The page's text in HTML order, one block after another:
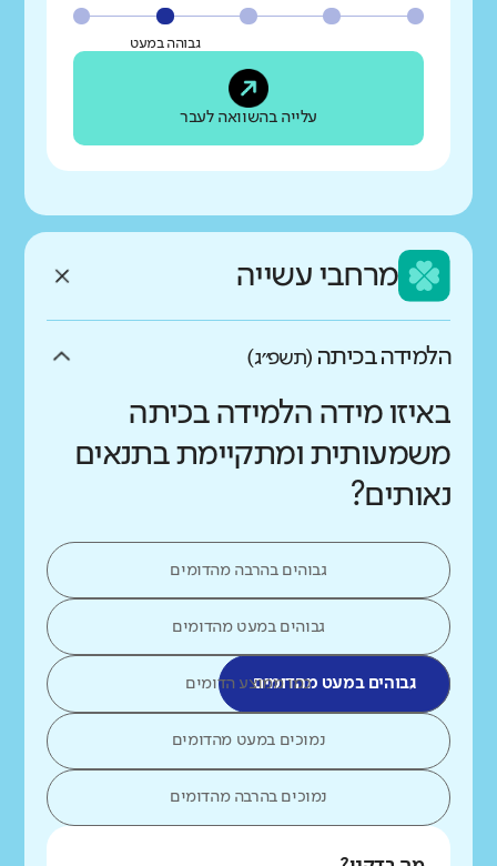
גבוהה במעט
עלייה בהשוואה לעבר
מרחבי עשייה
הלמידה בכיתה (תשפ״ג)
באיזו מידה הלמידה בכיתה
משמעותית ומתקיימת בתנאים
נאותים?
גבוהים בהרבה מהדומים
גבוהים במעט מהדומים
גבוהים במעט מהדומיםכמו ממוצע הדומים
נמוכים במעט מהדומים
נמוכים בהרבה מהדומים